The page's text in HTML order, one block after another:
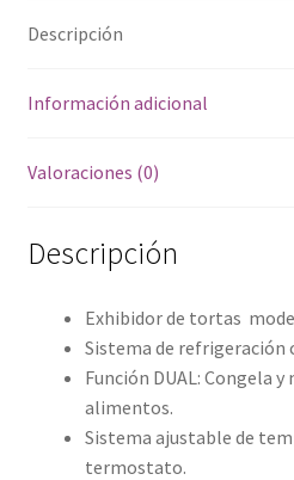
Descripción
Información adicional
Valoraciones (0)
Descripción
Exhibidor de tortas
Sistema de refrigeración
Función DUAL: Congela
alimentos.
Sistema ajustable de
termostato.